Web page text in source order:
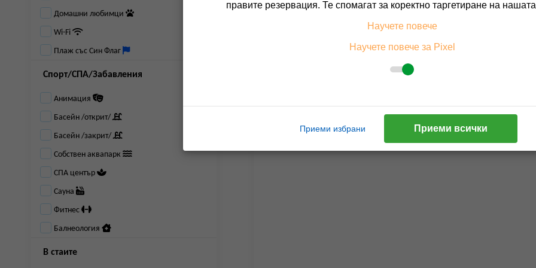
Домашни любимци
Wi-Fi
Плаж със Син Флаг
Спорт/СПА/Забавления
Анимация
Басейн /открит/
Басейн /закрит/
Собствен аквапарк
СПА център
Сауна
Фитнес
Балнеология
В стаите
правите резервация. Те спомагат за коректно таргетиране на
Научете повече
Научете повече за Pixel
Приеми избрани Приеми всички